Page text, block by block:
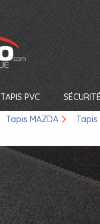
TAPIS PVC
Tapis MAZDA Tapis